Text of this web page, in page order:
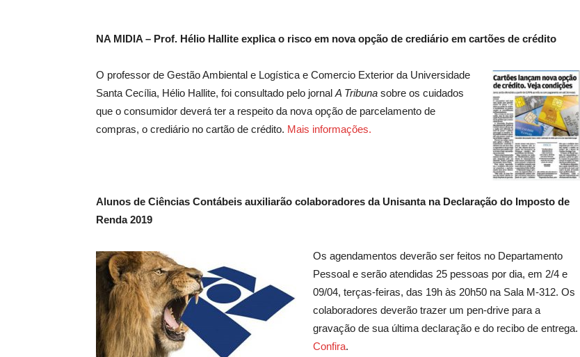
NA MIDIA – Prof. Hélio Hallite explica o risco em nova opção de crediário em cartões de crédito
O professor de Gestão Ambiental e Logística e Comercio Exterior da Universidade
Santa Cecília, Hélio Hallite, foi consultado pelo jornal A Tribuna sobre os cuidados
que o consumidor deverá ter a respeito da nova opção de parcelamento de
compras, o crediário no cartão de crédito. Mais informações.
Alunos de Ciências Contábeis auxiliarão colaboradores da Unisanta na Declaração do Imposto de
Renda 2019
Os agendamentos deverão ser feitos no Departamento
Pessoal e serão atendidas 25 pessoas por dia, em 2/4 e
09/04, terças-feiras, das 19h às 20h50 na Sala M-312. Os
colaboradores deverão trazer um pen-drive para a
gravação de sua última declaração e do recibo de entrega.
Confira.